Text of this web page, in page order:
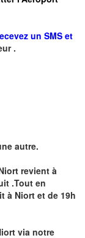
un SMS et
.
autre.
revient à
.Tout en
à Niort et de 19h
via notre